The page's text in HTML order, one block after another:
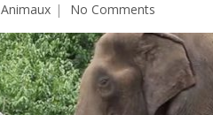
Animaux No Comments